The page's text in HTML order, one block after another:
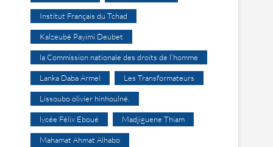
Institut Français du Tchad
Kalzeubé Payimi Deubet
la Commission nationale des droits de l’homme
Lanka Daba Armel Les Transformateurs
Lissoubo olivier hinhoulné.
lycée Félix Eboué Madjiguene Thiam
Mahamat Ahmat Alhabo